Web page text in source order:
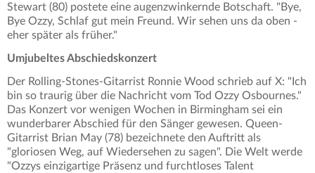
Stewart (80) postete eine augenzwinkernde Botschaft. "Bye,
Bye Ozzy, Schlaf gut mein Freund. Wir sehen uns da oben -
eher später als früher."
Umjubeltes Abschiedskonzert
Der Rolling-Stones-Gitarrist Ronnie Wood schrieb auf X: "Ich
bin so traurig über die Nachricht vom Tod Ozzy Osbournes."
Das Konzert vor wenigen Wochen in Birmingham sei ein
wunderbarer Abschied für den Sänger gewesen. Queen-
Gitarrist Brian May (78) bezeichnete den Auftritt als
"gloriosen Weg, auf Wiedersehen zu sagen". Die Welt werde
"Ozzys einzigartige Präsenz und furchtloses Talent